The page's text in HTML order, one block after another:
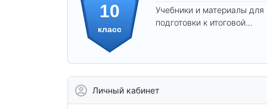
10
класс
Учебники и материалы для
подготовки к итоговой
Личный кабинет